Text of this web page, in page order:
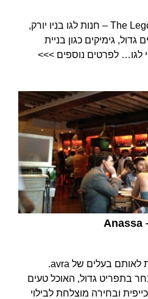
The Lego Store Rockefeller Center – חנות לגו בניו יורק,
גימיקים כגון בניית
לגו… לפרטים נוספים >>>
מסעדה יוונית מומלצת, שייכת לאותם בעלים של avra.
בתפריט גדול, האוכל טעים
ובחירה מוצלחת לבילוי